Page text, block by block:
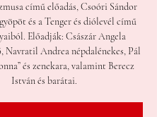
című előadás, Csoóri Sándor
és a Tenger és diólevél című
Előadják: Császár Angela
Navratil Andrea népdalénekes, Pál
és zenekara, valamint Berecz
István és barátai.